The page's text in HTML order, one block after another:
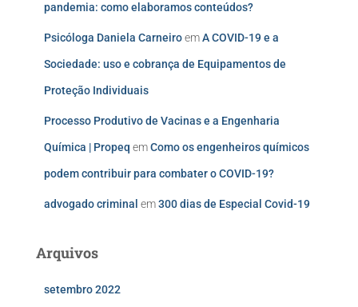
pandemia: como elaboramos conteúdos?
Psicóloga Daniela CarneiroemA COVID-19 e a
Sociedade: uso e cobrança de Equipamentos de
Proteção Individuais
Processo Produtivo de Vacinas e a Engenharia
Química | Propeq emComo os engenheiros químicos
podem contribuir para combater o COVID-19?
advogado criminal em300 dias de Especial Covid-19
Arquivos
setembro 2022